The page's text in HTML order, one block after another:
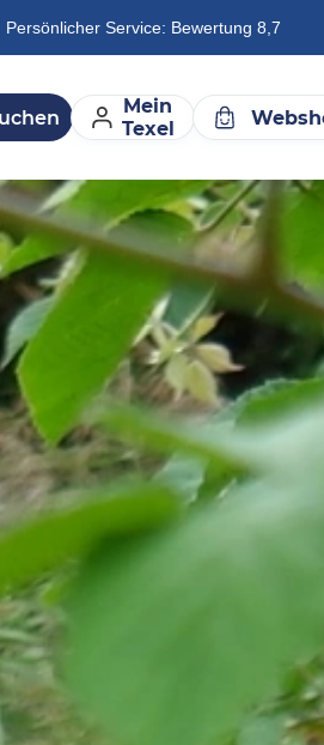
Persönlicher Service: Bewertung 8,7
Mein
Texel